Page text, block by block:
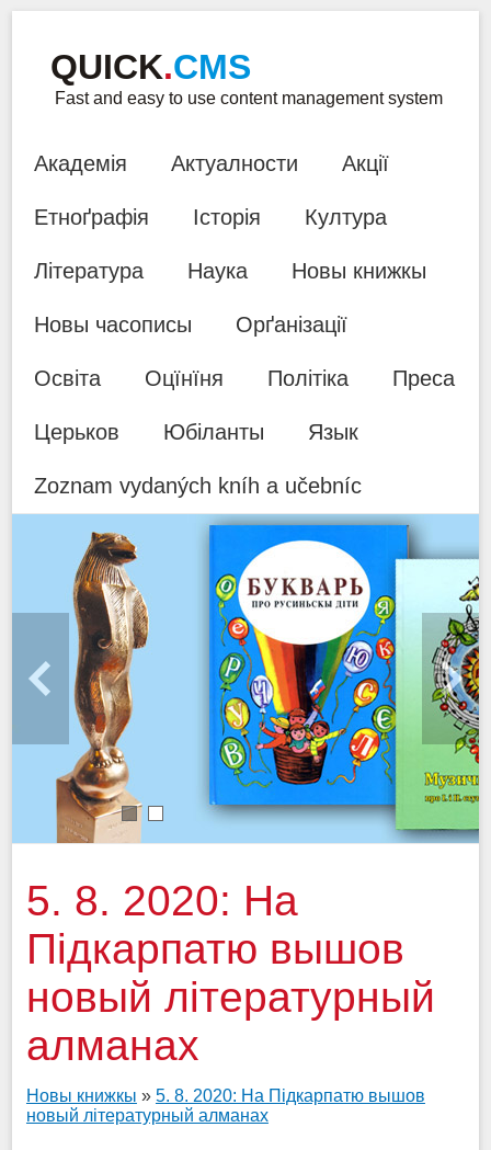
QUICK.CMS
Fast and easy to use content management system
Академія Актуалности Акції
Етноґрафія Історія Култура
Література Наука Новы книжкы
Новы часописы Орґанізації
Освіта Оцїнїня Політіка Преса
Церьков Юбіланты Язык
Zoznam vydaných kníh a učebníc
1 2
5. 8. 2020: На
Підкарпатю вышов
новый літературный
алманах
Новы книжкы » 5. 8. 2020: На Підкарпатю вышов
новый літературный алманах